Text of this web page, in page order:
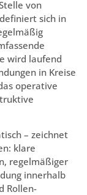
von
sich in
wird laufend
in Kreise
operative
– zeichnet
klare
regelmäßiger
innerhalb
Rollen-